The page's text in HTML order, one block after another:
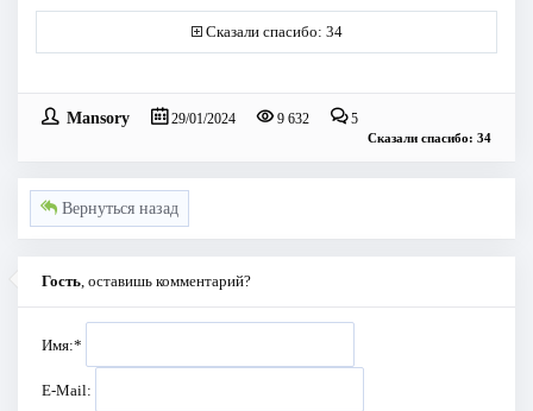
Сказали спасибо: 34
Mansory 29/01/2024 9 632 5
Сказали спасибо: 34
Вернуться назад
Гость, оставишь комментарий?
Имя:*
E-Mail: